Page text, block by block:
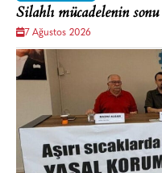
Silahlı mücadelenin
7 Ağustos 2026